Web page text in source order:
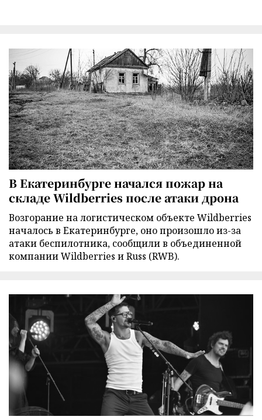
В Екатеринбурге начался пожар на
складе Wildberries после атаки дрона
Возгорание на логистическом объекте Wildberries
началось в Екатеринбурге, оно произошло из-за
атаки беспилотника, сообщили в объединенной
компании Wildberries и Russ (RWB).